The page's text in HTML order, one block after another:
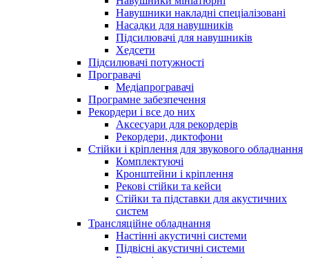
Навушники накладні спеціалізовані
Насадки для навушників
Підсилювачі для навушників
Хедсети
Підсилювачі потужності
Програвачі
Медіапрогравачі
Програмне забезпечення
Рекордери і все до них
Аксесуари для рекордерів
Рекордери, диктофони
Стійки і кріплення для звукового обладнання
Комплектуючі
Кронштейни і кріплення
Рекові стійки та кейси
Стійки та підставки для акустичних
систем
Трансляційне обладнання
Настінні акустичні системи
Підвісні акустичні системи